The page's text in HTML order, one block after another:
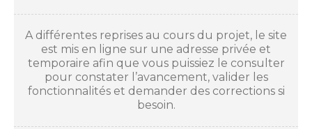
A différentes reprises au cours du projet, le site
est mis en ligne sur une adresse privée et
temporaire afin que vous puissiez le consulter
pour constater l’avancement, valider les
fonctionnalités et demander des corrections si
besoin.